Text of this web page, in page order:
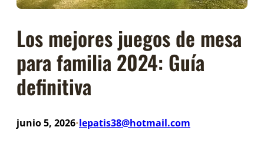
Los mejores juegos de mesa
para familia 2024: Guía
definitiva
junio 5, 2026•lepatis38@hotmail.com